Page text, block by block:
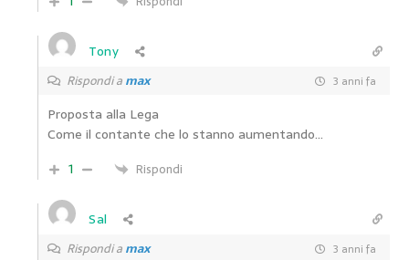
Tony
Rispondi amax 3 anni fa
Proposta alla Lega
Come il contante che lo stanno aumentando…
1
Rispondi
Sal
Rispondi amax 3 anni fa